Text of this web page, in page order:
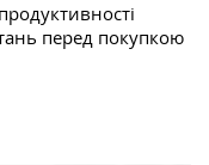
перед покупкою